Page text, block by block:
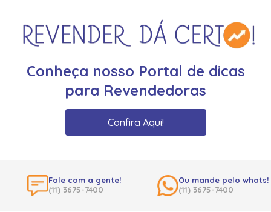
Conheça nosso Portal de dicas
para Revendedoras
Confira Aqui!
Fale com a gente!
(11) 3675-7400
Ou mande pelo whats!
(11) 3675-7400